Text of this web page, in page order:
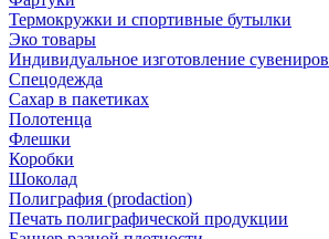
Термокружки и спортивные бутылки
Эко товары
Индивидуальное изготовление сувениров
Спецодежда
Сахар в пакетиках
Полотенца
Флешки
Коробки
Шоколад
Полиграфия (prodaction)
Печать полиграфической продукции